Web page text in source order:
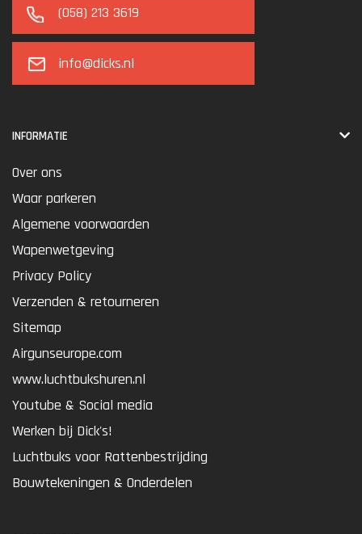
(058) 213 3619
info@dicks.nl
INFORMATIE
Over ons
Waar parkeren
Algemene voorwaarden
Wapenwetgeving
Privacy Policy
Verzenden & retourneren
Sitemap
Airgunseurope.com
www.luchtbukshuren.nl
Youtube & Social media
Werken bij Dick's!
Luchtbuks voor Rattenbestrijding
Bouwtekeningen & Onderdelen